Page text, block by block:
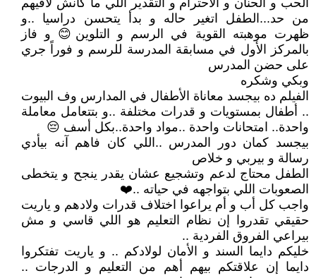
الحب و الحنان و الاحترام و التقدير اللي ما كانش لاقيهم
من حد...الطفل اتغير حاله و بدأ يتحسن دراسيا ..و
ظهرت موهبته القوية في الرسم و التلوين😊 و فاز
بالمركز الأول في مسابقة المدرسة للرسم و فوراً جري
على حضن المدرس
وبكي وشكره
الفيلم ده بيجسد معاناة الأطفال في المدارس وف البيوت
.. أطفال بمستويات و قدرات مختلفة ..و بتتعامل معاملة
واحدة.. امتحانات واحدة ..مواد واحدة..بكل أسف 😔
بيجسد كمان دور المدرس ..اللي كان فاهم آنه بيأدي
رسالة و بيربي و خلاص
الطفل محتاج لدعم وتشجيع عشان يقدر ينجح و يتخطى
الصعوبات اللي بتواجهه في حياته ..❤️
واجب كل أب و أم يراعوا اختلاف قدرات ولادهم و ياريت
حقيقي تقدروا إن نظام التعليم هو اللي قاسي و مش
بيراعي الفروق الفردية ..
خليكم دايما السند و الأمان لولادكم .. و ياريت تفتكروا
دايما إن علاقتكم بيهم أهم من التعليم و الدرجات ..